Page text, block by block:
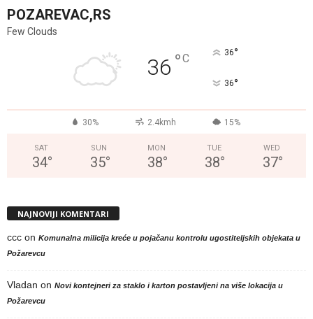
POZAREVAC,RS
Few Clouds
36 °C 36°
36°
30% 2.4kmh 15%
SAT
34°
SUN
35°
MON
38°
TUE
38°
WED
37°
NAJNOVIJI KOMENTARI
ccc on Komunalna milicija kreće u pojačanu kontrolu ugostiteljskih objekata u
Požarevcu
Vladan on Novi kontejneri za staklo i karton postavljeni na više lokacija u
Požarevcu